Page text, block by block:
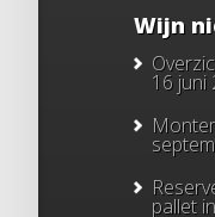
Wijn
16 juni
pallet